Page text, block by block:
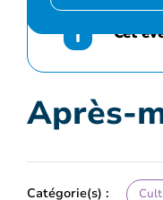
Cet
Après-
Catégorie(s) :